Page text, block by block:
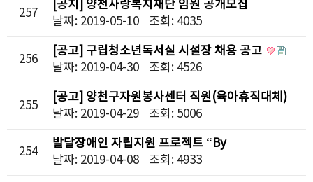
257
[공지] 양천사랑복지재단 임원 공개모집
최종합격자 발표 및 신규 취임 안내
날짜: 2019-05-10 조회: 4035
256
[공고] 구립청소년독서실 시설장 채용 공고
날짜: 2019-04-30
조회: 4526
255
[공고] 양천구자원봉사센터 직원(육아휴직대체)
채용 공고
날짜: 2019-04-29 조회: 5006
254
발달장애인 자립지원 프로젝트 “By
Myself”공모사업 결과 공고
날짜: 2019-04-08 조회: 4933